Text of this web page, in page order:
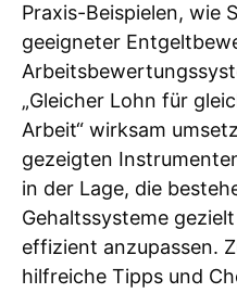
Praxis-Beispielen, wie
geeigneter
„Gleicher Lohn für
Arbeit“ wirksam
gezeigten
in der Lage, die
Gehaltssysteme
effizient anzupassen.
hilfreiche Tipps und